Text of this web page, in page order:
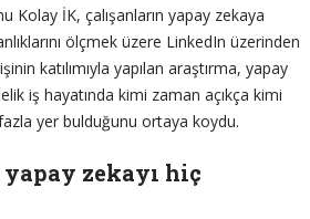
Kolay İK, çalışanların yapay zekaya
ölçmek üzere LinkedIn üzerinden
katılımıyla yapılan araştırma, yapay
iş hayatında kimi zaman açıkça kimi
yer bulduğunu ortaya koydu.
yapay zekayı hiç